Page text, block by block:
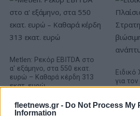
fleetnews.gr - Do Not Process My
Information
Metlen: Ρεκόρ EBITDA στο
α' εξάμηνο, στα 550 εκατ.
ευρώ – Καθαρά κέρδη 313
εκατ. ευρώ
για